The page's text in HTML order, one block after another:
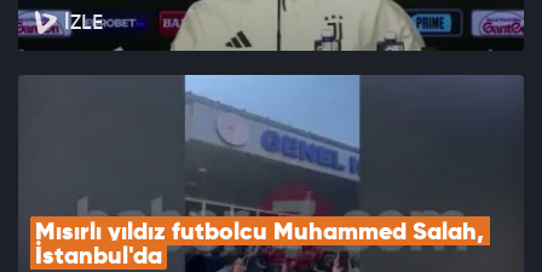
İZLE
Mısırlı yıldız futbolcu Muhammed Salah,
İstanbul'da